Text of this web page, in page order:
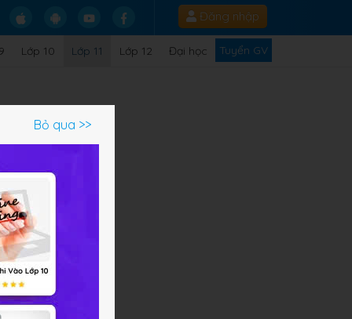
Đăng nhập
Lớp 10 Lớp 11 Lớp 12 Đại học Tuyển GV
Bỏ qua >>